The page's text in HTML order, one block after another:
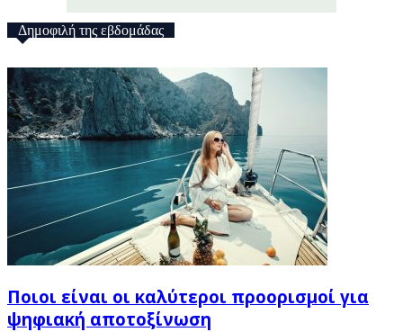
Δημοφιλή της εβδομάδας
Ποιοι είναι οι καλύτεροι προορισμοί για
ψηφιακή αποτοξίνωση